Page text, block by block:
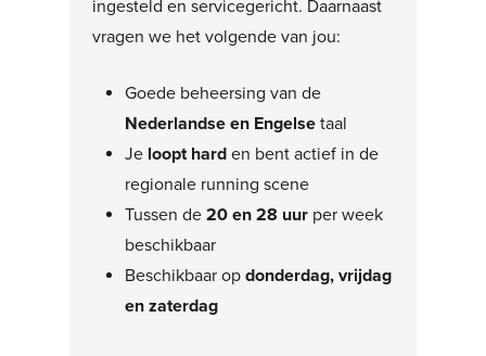
ingesteld en servicegericht. Daarnaast
vragen we het volgende van jou:
Goede beheersing van de
Nederlandse en Engelsetaal
Je loopt harden bent actief in de
regionale running scene
Tussen de20 en 28 uurper week
beschikbaar
Beschikbaar op donderdag, vrijdag
en zaterdag